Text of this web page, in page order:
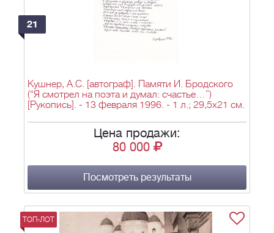
21
Кушнер, А.С. [автограф]. Памяти И. Бродского
(“Я смотрел на поэта и думал: счастье…”)
[Рукопись]. - 13 февраля 1996. - 1 л.; 29,5х21 см.
Цена продажи:
80 000
Посмотреть результаты
ТОП-ЛОТ